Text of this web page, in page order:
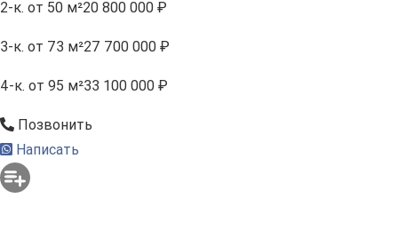
2-к. от 50 м²20 800 000 ₽
3-к. от 73 м²27 700 000 ₽
4-к. от 95 м²33 100 000 ₽
Позвонить
Написать